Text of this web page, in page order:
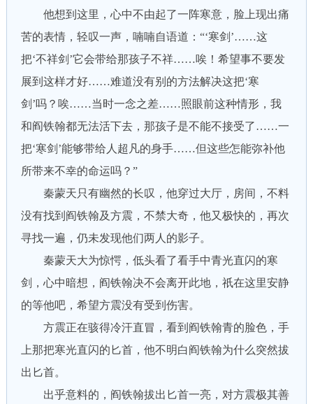
他想到这里，心中不由起了一阵寒意，脸上现出痛
苦的表情，轻叹一声，喃喃自语道：“‘寒剑’……这
把‘不祥剑’它会带给那孩子不祥……唉！希望事不要发
展到这样才好……难道没有别的方法解决这把‘寒
剑’吗？唉……当时一念之差……照眼前这种情形，我
和阎铁翰都无法活下去，那孩子是不能不接受了……一
把‘寒剑’能够带给人超凡的身手……但这些怎能弥补他
所带来不幸的命运吗？”
秦蒙天只有幽然的长叹，他穿过大厅，房间，不料
没有找到阎铁翰及方震，不禁大奇，他又极快的，再次
寻找一遍，仍未发现他们两人的影子。
秦蒙天大为惊愕，低头看了看手中青光直闪的寒
剑，心中暗想，阎铁翰决不会离开此地，祇在这里安静
的等他吧，希望方震没有受到伤害。
方震正在骇得冷汗直冒，看到阎铁翰青的脸色，手
上那把寒光直闪的匕首，他不明白阎铁翰为什么突然拔
出匕首。
出乎意料的，阎铁翰拔出匕首一亮，对方震极其善